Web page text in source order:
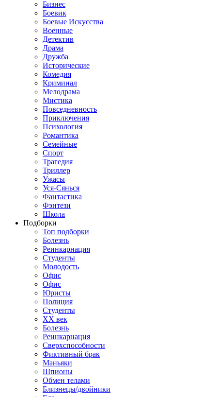
Бизнес
Боевик
Боевые Искусства
Военные
Детектив
Драма
Дружба
Исторические
Комедия
Криминал
Мелодрама
Мистика
Повседневность
Приключения
Психология
Романтика
Семейные
Спорт
Трагедия
Триллер
Ужасы
Уся-Сянься
Фантастика
Фэнтези
Школа
Подборки
Топ подборки
Болезнь
Реинкарнация
Студенты
Молодость
Офис
Офис
Юристы
Полиция
Студенты
ХХ век
Болезнь
Реинкарнация
Сверхспособности
Фиктивный брак
Маньяки
Шпионы
Обмен телами
Близнецы/двойники